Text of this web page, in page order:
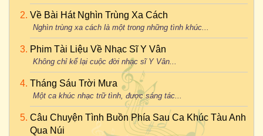
Về Bài Hát Nghìn Trùng Xa Cách
Nghìn trùng xa cách là một trong những tình khúc...
Phim Tài Liệu Về Nhạc Sĩ Y Vân
Không chỉ kể lại cuộc đời nhạc sĩ Y Vân...
Tháng Sáu Trời Mưa
Một ca khúc nhạc trữ tình, được sáng tác...
Câu Chuyện Tình Buồn Phía Sau Ca Khúc Tàu Anh
Qua Núi